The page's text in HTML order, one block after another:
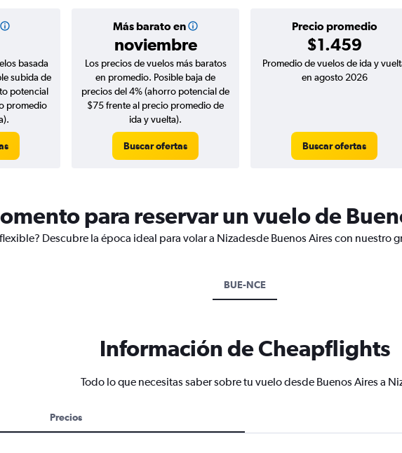
Más barato en
noviembre
Precio promedio
$1.459
basada
subida de
potencial
promedio
Los precios de vuelos más baratos
en promedio. Posible baja de
precios del 4% (ahorro potencial de
$75 frente al precio promedio de
ida y vuelta).
Buscar ofertas
Promedio de vuelos de ida y
en agosto 2026
Buscar ofertas
para reservar un vuelo de
Descubre la época ideal para volar a Nizadesde Buenos Aires con nuestro
BUE-NCE
Información de Cheapflights
Todo lo que necesitas saber sobre tu vuelo desde Buenos Aires a
Precios